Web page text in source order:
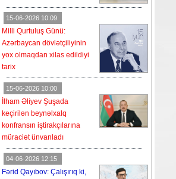
15-06-2026 10:09
Milli Qurtuluş Günü:
Azərbaycan dövlətçiliyinin
yox olmaqdan xilas edildiyi
tarix
15-06-2026 10:00
İlham Əliyev Şuşada
keçirilən beynəlxalq
konfransın iştirakçılarına
müraciət ünvanladı
04-06-2026 12:15
Fərid Qayıbov: Çalışırıq ki,